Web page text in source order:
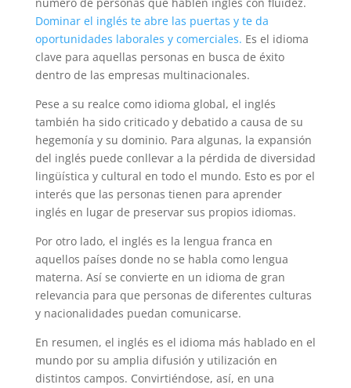
Dominar el inglés te abre las puertas y te da
oportunidades laborales y comerciales. Es el idioma
clave para aquellas personas en busca de éxito
dentro de las empresas multinacionales.
Pese a su realce como idioma global, el inglés
también ha sido criticado y debatido a causa de su
hegemonía y su dominio. Para algunas, la expansión
del inglés puede conllevar a la pérdida de diversidad
lingüística y cultural en todo el mundo. Esto es por el
interés que las personas tienen para aprender
inglés en lugar de preservar sus propios idiomas.
Por otro lado, el inglés es la lengua franca en
aquellos países donde no se habla como lengua
materna. Así se convierte en un idioma de gran
relevancia para que personas de diferentes culturas
y nacionalidades puedan comunicarse.
En resumen, el inglés es el idioma más hablado en el
mundo por su amplia difusión y utilización en
distintos campos. Convirtiéndose, así, en una